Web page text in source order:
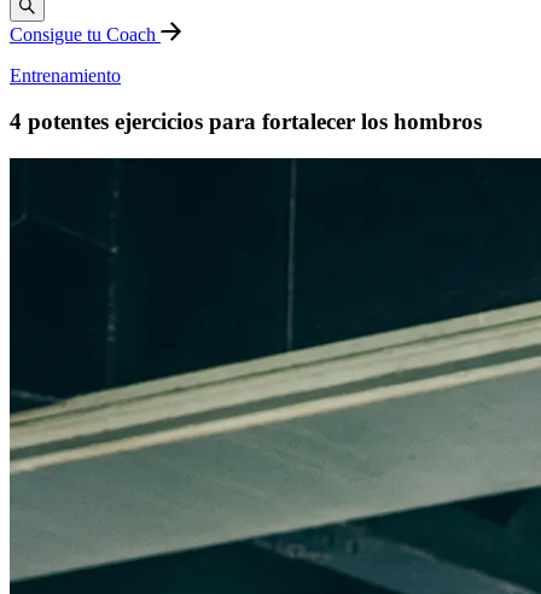
Consigue tu Coach
Entrenamiento
4 potentes ejercicios para fortalecer los hombros